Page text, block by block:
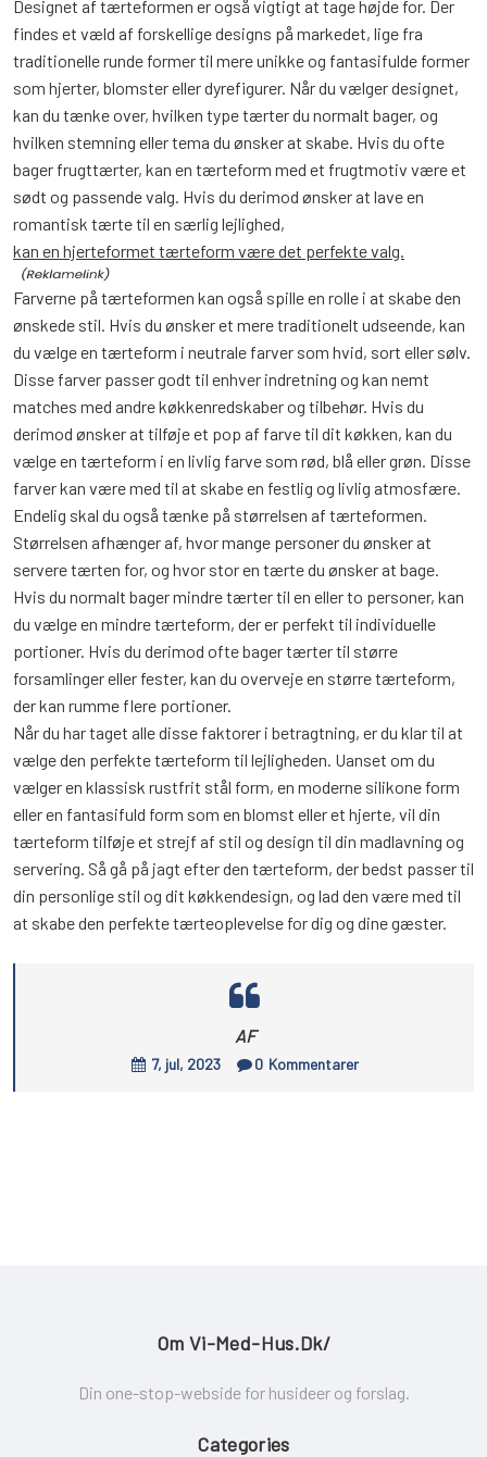
Designet af tærteformen er også vigtigt at tage højde for. Der
findes et væld af forskellige designs på markedet, lige fra
traditionelle runde former til mere unikke og fantasifulde former
som hjerter, blomster eller dyrefigurer. Når du vælger designet,
kan du tænke over, hvilken type tærter du normalt bager, og
hvilken stemning eller tema du ønsker at skabe. Hvis du ofte
bager frugttærter, kan en tærteform med et frugtmotiv være et
sødt og passende valg. Hvis du derimod ønsker at lave en
romantisk tærte til en særlig lejlighed,
kan en hjerteformet tærteform være det perfekte valg.
Farverne på tærteformen kan også spille en rolle i at skabe den
ønskede stil. Hvis du ønsker et mere traditionelt udseende, kan
du vælge en tærteform i neutrale farver som hvid, sort eller sølv.
Disse farver passer godt til enhver indretning og kan nemt
matches med andre køkkenredskaber og tilbehør. Hvis du
derimod ønsker at tilføje et pop af farve til dit køkken, kan du
vælge en tærteform i en livlig farve som rød, blå eller grøn. Disse
farver kan være med til at skabe en festlig og livlig atmosfære.
Endelig skal du også tænke på størrelsen af tærteformen.
Størrelsen afhænger af, hvor mange personer du ønsker at
servere tærten for, og hvor stor en tærte du ønsker at bage.
Hvis du normalt bager mindre tærter til en eller to personer, kan
du vælge en mindre tærteform, der er perfekt til individuelle
portioner. Hvis du derimod ofte bager tærter til større
forsamlinger eller fester, kan du overveje en større tærteform,
der kan rumme flere portioner.
Når du har taget alle disse faktorer i betragtning, er du klar til at
vælge den perfekte tærteform til lejligheden. Uanset om du
vælger en klassisk rustfrit stål form, en moderne silikone form
eller en fantasifuld form som en blomst eller et hjerte, vil din
tærteform tilføje et strejf af stil og design til din madlavning og
servering. Så gå på jagt efter den tærteform, der bedst passer til
din personlige stil og dit køkkendesign, og lad den være med til
at skabe den perfekte tærteoplevelse for dig og dine gæster.
AF
7, jul, 2023 0 Kommentarer
Om Vi-Med-Hus.dk/
Din one-stop-webside for husideer og forslag.
Categories